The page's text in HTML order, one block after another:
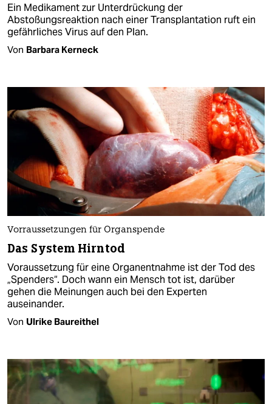
Ein Medikament zur Unterdrückung der
Abstoßungsreaktion nach einer Transplantation ruft ein
gefährliches Virus auf den Plan.
Von Barbara Kerneck
Vorraussetzungen für Organspende
Das System Hirntod
Voraussetzung für eine Organentnahme ist der Tod des
„Spenders“. Doch wann ein Mensch tot ist, darüber
gehen die Meinungen auch bei den Experten
auseinander.
Von Ulrike Baureithel